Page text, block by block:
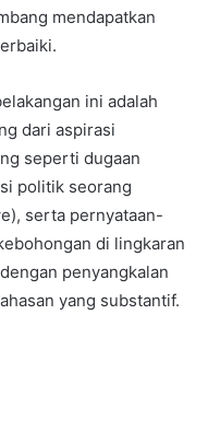
mendapatkan
ini adalah
dari aspirasi
seperti dugaan
politik seorang
serta pernyataan-
di lingkaran
penyangkalan
yang substantif.